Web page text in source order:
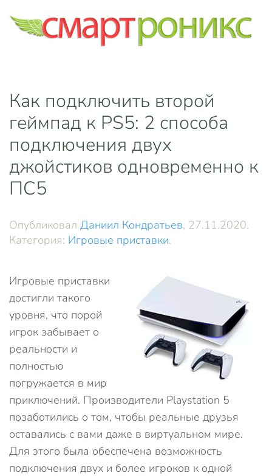
Skip to main content
Как подключить второй
геймпад к PS5: 2 способа
подключения двух
джойстиков одновременно к
ПС5
Опубликовал Даниил Кондратьев, 27.11.2020.
Категория: Игровые приставки.
Игровые приставки
достигли такого
уровня, что порой
игрок забывает о
реальности и
полностью
погружается в мир
приключений. Производители Playstation 5
позаботились о том, чтобы реальные друзья
оставались с вами даже в виртуальном мире.
Для этого была обеспечена возможность
подключения двух и более игроков к одной